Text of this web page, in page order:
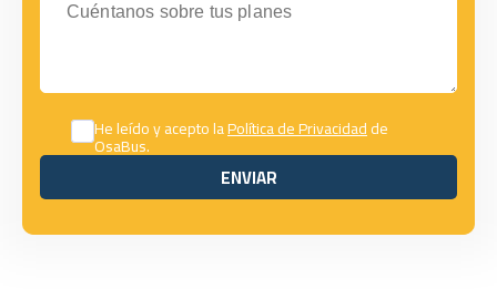
He leído y acepto laPolítica de Privacidadde
OsaBus.
ENVIAR
ENVIAR